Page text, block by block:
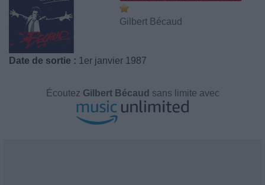
Gilbert Bécaud
Date de sortie : 1er janvier 1987
Écoutez Gilbert Bécaud sans limite avec